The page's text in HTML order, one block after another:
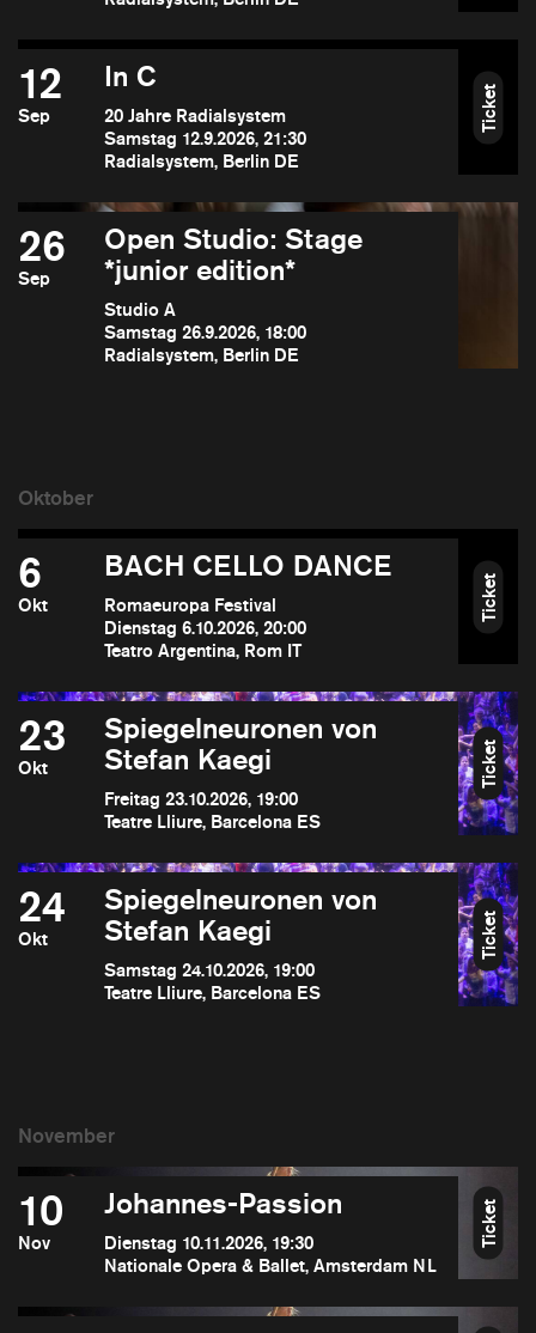
12
Sep
In C
20 Jahre Radialsystem
Samstag 12.9.2026, 21:30
Radialsystem, Berlin DE
Ticket
26
Sep
Open Studio: Stage
*junior edition*
Studio A
Samstag 26.9.2026, 18:00
Radialsystem, Berlin DE
6
Okt
BACH CELLO DANCE
Romaeuropa Festival
Dienstag 6.10.2026, 20:00
Teatro Argentina, Rom IT
Ticket
23
Okt
Spiegelneuronen von
Stefan Kaegi
Freitag 23.10.2026, 19:00
Teatre Lliure, Barcelona ES
Ticket
24
Okt
Spiegelneuronen von
Stefan Kaegi
Samstag 24.10.2026, 19:00
Teatre Lliure, Barcelona ES
Ticket
10
Nov
Johannes-Passion
Dienstag 10.11.2026, 19:30
Nationale Opera & Ballet, Amsterdam NL
Ticket